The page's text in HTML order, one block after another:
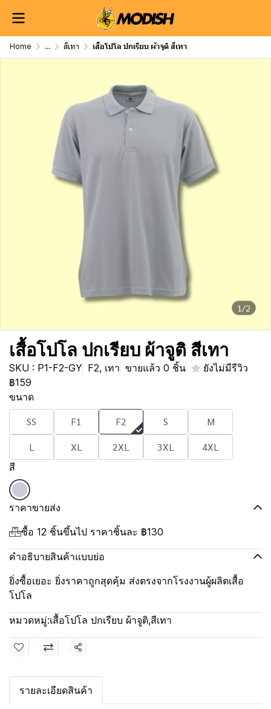
Home ... สีเทา เสื้อโปโล ปกเรียบ ผ้าจูติ สีเทา
1/2
เสื้อโปโล ปกเรียบ ผ้าจูติ สีเทา
SKU : P1-F2-GY F2, เทา ขายแล้ว 0 ชิ้น
ยังไม่มีรีวิว
฿159
ขนาด
SS F1 F2 S
M
L
XL 2XL 3XL 4XL
สี
ราคาขายส่ง
ซื้อ 12 ชิ้นขึ้นไป ราคาชิ้นละ ฿130
คำอธิบายสินค้าแบบย่อ
ยิ่งซื้อเยอะ ยิ่งราคาถูกสุดคุ้ม ส่งตรงจากโรงงานผู้ผลิตเสื้อ
โปโล
หมวดหมู่:เสื้อโปโล ปกเรียบ ผ้าจูติ,สีเทา
แชร์
รายละเอียดสินค้า